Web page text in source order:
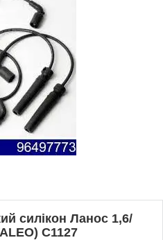
силікон Ланос 1,6/
C1127